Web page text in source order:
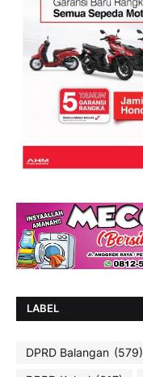
LABEL
DPRD Balangan (579)